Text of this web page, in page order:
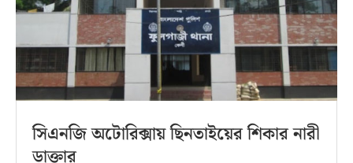
সিএনজি অটোরিক্সায় ছিনতাইয়ের শিকার নারী
ডাক্তার